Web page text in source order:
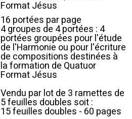
Format Jésus
16 portées par page
4 groupes de 4 portées : 4
portées groupées pour l'étude
de l'Harmonie ou pour l'écriture
de compositions destinées à
la formation de Quatuor
Format Jésus
Vendu par lot de 3 ramettes de
5 feuilles doubles soit :
15 feuilles doubles - 60 pages